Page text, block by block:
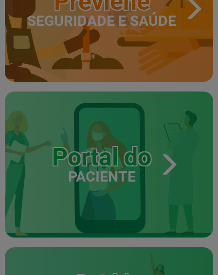
SEGURIDADE E SAÚDE
Portal do
PACIENTE